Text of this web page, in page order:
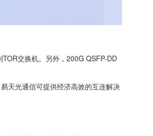
交换机。另外，200G QSFP-DD
天光通信可提供经济高效的互连解决